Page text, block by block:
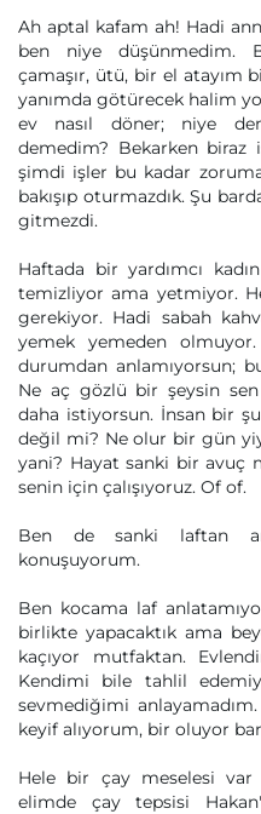
Ah aptal kafam ah! Hadi
ben niye düşünmedim.
çamaşır, ütü, bir el atayım
yanımda götürecek halim
ev nasıl döner; niye
demedim? Bekarken biraz
şimdi işler bu kadar
bakışıp oturmazdık. Şu
gitmezdi.
Haftada bir yardımcı
temizliyor ama yetmiyor.
gerekiyor. Hadi sabah
yemek yemeden
durumdan anlamıyorsun;
Ne aç gözlü bir şeysin
daha istiyorsun. İnsan bir
değil mi? Ne olur bir gün
yani? Hayat sanki bir avuç
senin için çalışıyoruz. Of of.
Ben de sanki laftan
konuşuyorum.
Ben kocama laf
birlikte yapacaktık ama
kaçıyor mutfaktan.
Kendimi bile tahlil
sevmediğimi
keyif alıyorum, bir oluyor
Hele bir çay meselesi
elimde çay tepsisi